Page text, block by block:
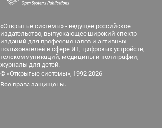
«Открытые системы» - ведущее российское
издательство, выпускающее широкий спектр
изданий для профессионалов и активных
пользователей в сфере ИТ, цифровых устройств,
телекоммуникаций, медицины и полиграфии,
журналы для детей.
© «Открытые системы», 1992-2026.
Все права защищены.